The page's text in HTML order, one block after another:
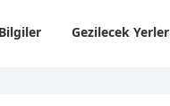
Gezilecek Yerler